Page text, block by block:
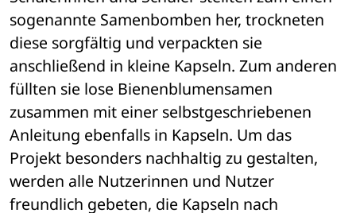
sogenannte Samenbomben her, trockneten
diese sorgfältig und verpackten sie
anschließend in kleine Kapseln. Zum anderen
füllten sie lose Bienenblumensamen
zusammen mit einer selbstgeschriebenen
Anleitung ebenfalls in Kapseln. Um das
Projekt besonders nachhaltig zu gestalten,
werden alle Nutzerinnen und Nutzer
freundlich gebeten, die Kapseln nach